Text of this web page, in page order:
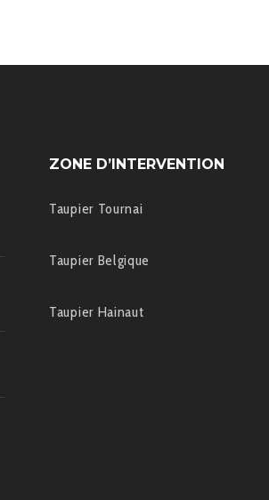
ZONE D’INTERVENTION
Taupier Tournai
Taupier Belgique
Taupier Hainaut